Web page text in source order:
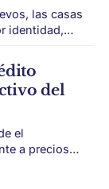
las casas
identidad,
historia del
100 años
del
el
a precios
el mapa